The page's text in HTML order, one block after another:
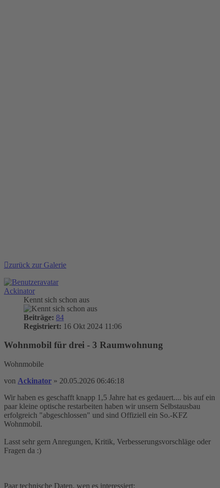
zurück zur Galerie
Ackinator
Kennt sich schon aus
Beiträge: 84
Registriert: 16 Okt 2024 11:06
Wohnmobil für drei - 3 Raumwohnung
Wohnmobile
von Ackinator » 20.05.2026 06:46:18
Wir haben es geschafft knapp 1,5 Jahre hat es gedauert.... bis auf ein
paar kleine optische restarbeiten haben wir unsern Selbstausbau
erfolgreich "abgeschlossen" und sind Offiziell ein So.-KFZ
Wohnmobil.
Lasst sehr gern Anregungen, Kritik, Verbesserungsvorschläge oder
Fragen da :)
Paar technische Daten, wen es interessiert: